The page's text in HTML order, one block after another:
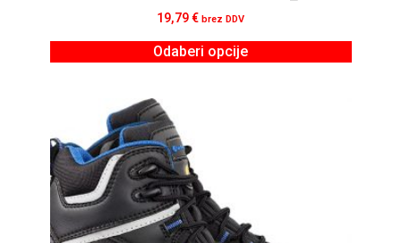
19,79€ brez DDV
Odaberi opcije